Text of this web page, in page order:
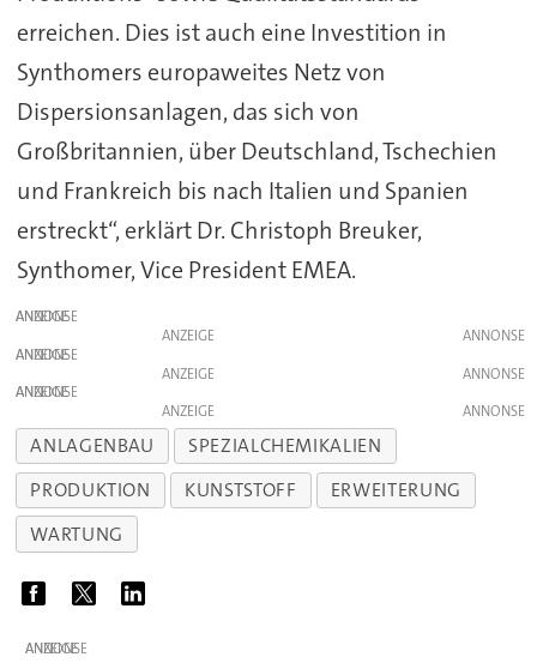
erreichen. Dies ist auch eine Investition in
Synthomers europaweites Netz von
Dispersionsanlagen, das sich von
Großbritannien, über Deutschland, Tschechien
und Frankreich bis nach Italien und Spanien
erstreckt“, erklärt Dr. Christoph Breuker,
Synthomer, Vice President EMEA.
ANZEIGE
ANZEIGE
ANZEIGE
ANZEIGE
ANZEIGE
ANZEIGE
ANLAGENBAU
SPEZIALCHEMIKALIEN
PRODUKTION
KUNSTSTOFF
ERWEITERUNG
WARTUNG
ANZEIGE